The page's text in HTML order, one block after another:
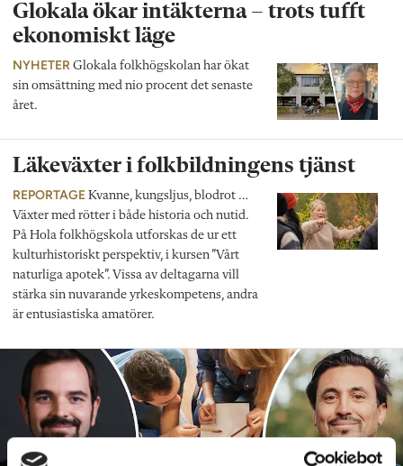
Glokala ökar intäkterna – trots tufft
ekonomiskt läge
NYHETER Glokala folkhögskolan har ökat
sin omsättning med nio procent det senaste
året.
Läkeväxter i folkbildningens tjänst
REPORTAGE Kvanne, kungsljus, blodrot …
Växter med rötter i både historia och nutid.
På Hola folkhögskola utforskas de ur ett
kulturhistoriskt perspektiv, i kursen ”Vårt
naturliga apotek”. Vissa av deltagarna vill
stärka sin nuvarande yrkeskompetens, andra
är entusiastiska amatörer.